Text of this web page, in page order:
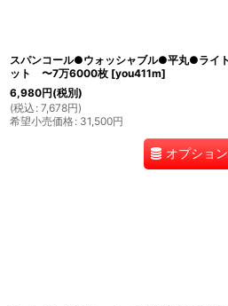
スパンコール●ウォッシャブル●平丸●ラ
ット 〜7万6000枚 [you411m]
6,980円(税別)
(税込 : 7,678円)
希望小売価格: 31,500円
オプショ